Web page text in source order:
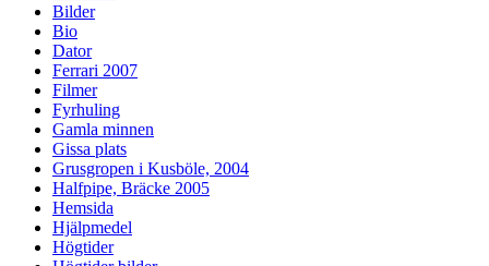
Bilder
Bio
Dator
Ferrari 2007
Filmer
Fyrhuling
Gamla minnen
Gissa plats
Grusgropen i Kusböle, 2004
Halfpipe, Bräcke 2005
Hemsida
Hjälpmedel
Högtider